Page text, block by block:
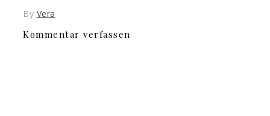
By Vera
Kommentar verfassen